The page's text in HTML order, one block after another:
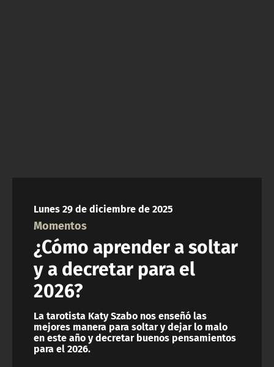
Lunes 29 de diciembre de 2025
Momentos
¿Cómo aprender a soltar
y a decretar para el
2026?
La tarotista Katy Szabo nos enseñó las
mejores manera para soltar y dejar lo malo
en este año y decretar buenos pensamientos
para el 2026.